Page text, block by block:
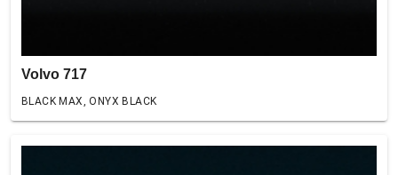
Volvo 717
BLACK MAX, ONYX BLACK